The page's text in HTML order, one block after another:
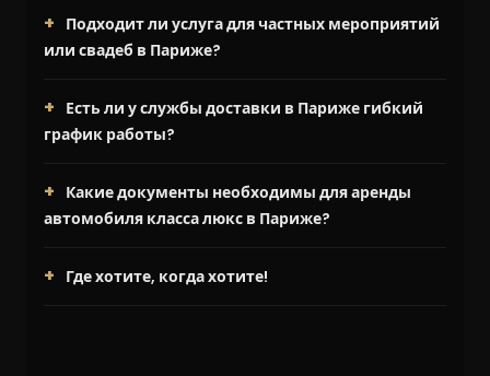
Подходит ли услуга для частных мероприятий
или свадеб в Париже?
Есть ли у службы доставки в Париже гибкий
график работы?
Какие документы необходимы для аренды
автомобиля класса люкс в Париже?
Где хотите, когда хотите!